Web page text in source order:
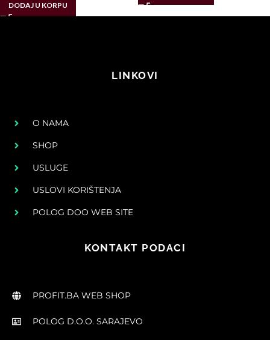
DODAJ U KORPU
LINKOVI
O NAMA
SHOP
USLUGE
USLOVI KORIŠTENJA
POLOG DOO WEB SITE
KONTAKT PODACI
PROFIT.BA WEB SHOP
POLOG D.O.O. SARAJEVO